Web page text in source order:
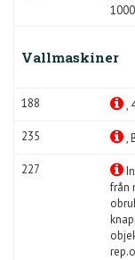
Vallmaskiner
188 ,
235 ,
227
från